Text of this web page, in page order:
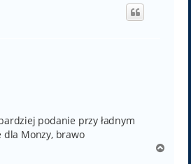
podanie przy ładnym
dla Monzy, brawo